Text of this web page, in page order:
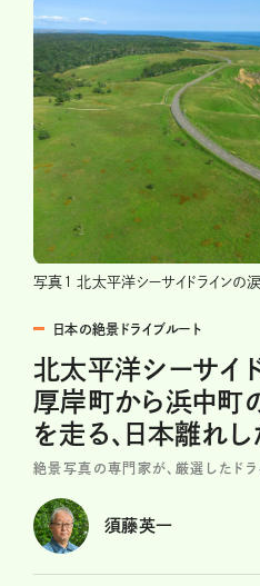
写真1 北太平洋シーサイドラインの涙
日本の絶景ドライブルート
北太平洋シーサイド
厚岸町から浜中町
を走る、日本離れ
絶景写真の専門家が、厳選したド
須藤英一